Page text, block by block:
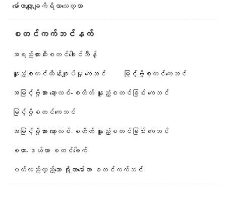
မော်တာလျှော့ချကိရိယာသေတ္တာ
စတင်ကက်ဘင်နက်
အရည်တားဆီးစတင်ခေါင်ဘီန့်
နူးညံ့စတင်ထိန်းချုပ်မှု ကေဘင်
မြင့်ဗို့စတင်ကေဘင်
အမြင့်ဗို့အား ဆော့လစ်-စတိတ် နူးညံ့စတင်ခြင်း ကေဘင်
မြင့်ဗို့စတင်ကေဘင်
အမြင့်ဗို့အား ဆော့လစ်-စတိတ် နူးညံ့စတင်ခြင်း ကေဘင်
စတာ-ဒယ်လာ စတင်ခေါက်
ပတ်လည်လှည့်သော ရိုတာမော်တာ စတင်ကက်ဘင်